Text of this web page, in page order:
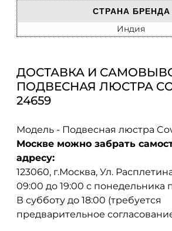
СТРАНА БРЕНДА
Индия
ДОСТАВКА И
ПОДВЕСНАЯ ЛЮСТРА
24659
Модель - Подвесная люстра
Москве можно забрать
адресу:
123060, г.Москва, Ул.
09:00 до 19:00 с понедельника
В субботу до 18:00 (требуется
предварительное